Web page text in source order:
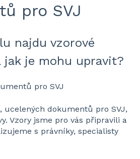
pro SVJ
najdu vzorové
jak je mohu upravit?
pro SVJ
ucelených dokumentů pro SVJ,
Vzory jsme pro vás připravili a
s právníky, specialisty